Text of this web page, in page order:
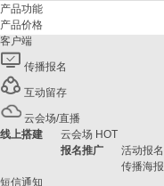
产品功能
产品价格
客户端
传播报名
互动留存
云会场/直播
线上搭建
云会场 HOT
报名推广
活动报名
传播海报
短信通知